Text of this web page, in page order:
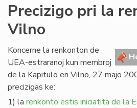
Precizigo pri la
Vilno
Koncerne la renkonton de
UEA-estraranoj kun membroj
de la Kapitulo en Vilno, 27 majo
precizigas ke:
1) la renkonto estis iniciatita de la